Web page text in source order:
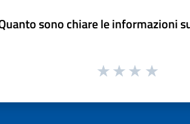
sono chiare le informazioni